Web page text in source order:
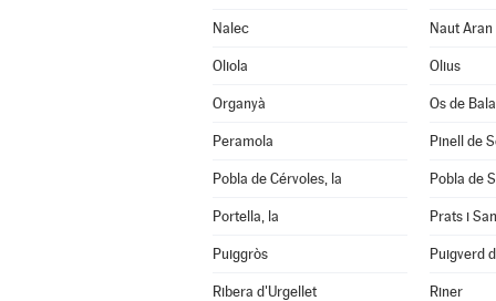
Nalec Naut Aran
Oliola Olius
Organyà Os de
Peramola Pinell de
Pobla de Cérvoles, la Pobla de
Portella, la Prats i
Puiggròs Puigverd
Ribera d'Urgellet Riner